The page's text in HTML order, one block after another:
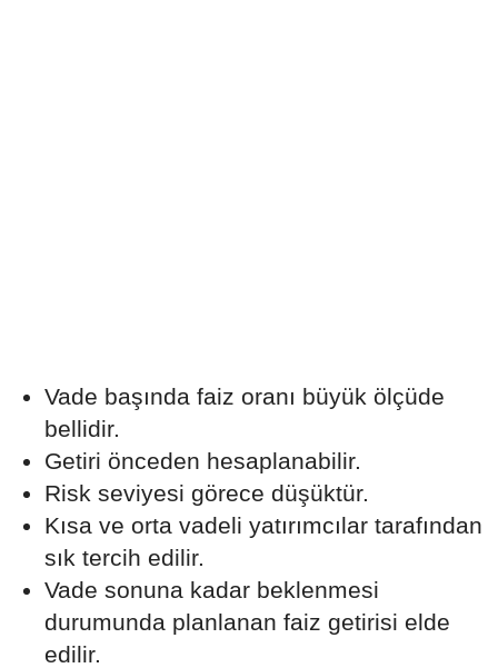
Vade başında faiz oranı büyük ölçüde
bellidir.
Getiri önceden hesaplanabilir.
Risk seviyesi görece düşüktür.
Kısa ve orta vadeli yatırımcılar tarafından
sık tercih edilir.
Vade sonuna kadar beklenmesi
durumunda planlanan faiz getirisi elde
edilir.